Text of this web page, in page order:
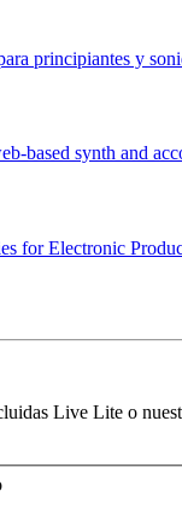
principiantes y
based synth and
for Electronic
Live Lite o